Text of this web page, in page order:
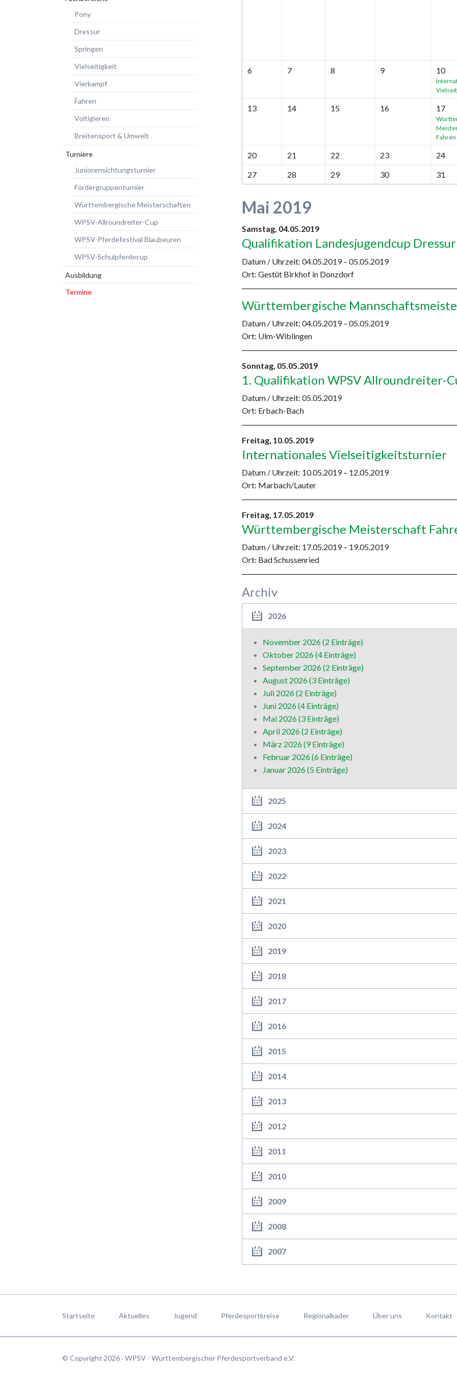
6 7 8 9 10
13 14 15 16 17
Fahren
20 21 22 23
24
27
28 29 30 31
Mai 2019
Samstag, 04.05.2019
Qualifikation Landesjugendcup
Datum / Uhrzeit: 04.05.2019 – 05.05.2019
Ort: Gestüt Birkhof in Donzdorf
Württembergische
Datum / Uhrzeit: 04.05.2019 – 05.05.2019
Ort: Ulm-Wiblingen
Sonntag, 05.05.2019
1. Qualifikation WPSV Allroundreiter-
Datum / Uhrzeit: 05.05.2019
Ort: Erbach-Bach
Freitag, 10.05.2019
Internationales Vielseitigkeitsturnier
Datum / Uhrzeit: 10.05.2019 – 12.05.2019
Ort: Marbach/Lauter
Freitag, 17.05.2019
Württembergische Meisterschaft
Datum / Uhrzeit: 17.05.2019 – 19.05.2019
Ort: Bad Schussenried
Archiv
2026
November 2026 (2 Einträge)
Oktober 2026 (4 Einträge)
September 2026 (2 Einträge)
August 2026 (3 Einträge)
Juli 2026 (2 Einträge)
Juni 2026 (4 Einträge)
Mai 2026 (3 Einträge)
April 2026 (2 Einträge)
März 2026 (9 Einträge)
Februar 2026 (6 Einträge)
Januar 2026 (5 Einträge)
2025
2024
2023
2022
2021
2020
2019
2018
2017
2016
2015
2014
2013
2012
2011
2010
2009
2008
2007
Pony
Dressur
Springen
Vielseitigkeit
Vierkampf
Fahren
Voltigieren
Breitensport & Umwelt
Turniere
Juniorensichtungsturnier
Fördergruppenturnier
Württembergische Meisterschaften
WPSV-Allroundreiter-Cup
WPSV-Pferdefestival Blaubeuren
WPSV-Schulpferdecup
Ausbildung
Termine
Startseite Aktuelles Jugend Pferdesportkreise Regionalkader Über uns Kontakt
© Copyright 2026 · WPSV - Württembergischer Pferdesportverband e.V.